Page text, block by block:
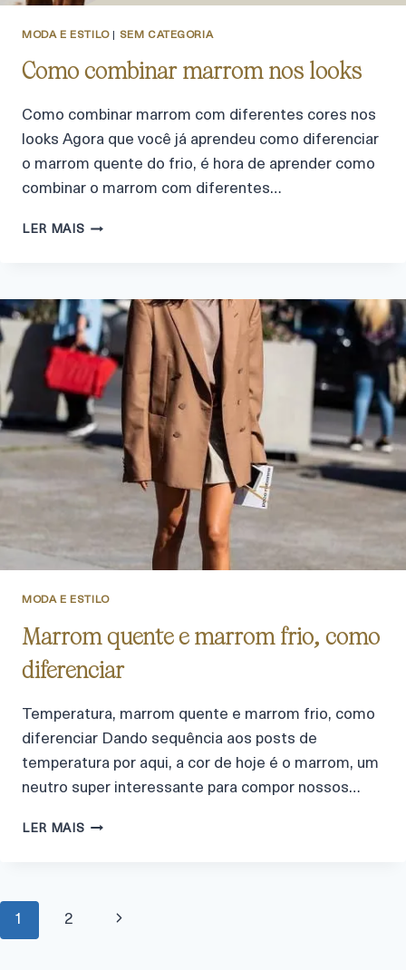
MODA E ESTILO| SEM CATEGORIA
Como combinar marrom nos looks
Como combinar marrom com diferentes cores nos
looks Agora que você já aprendeu como diferenciar
o marrom quente do frio, é hora de aprender como
combinar o marrom com diferentes…
LER MAIS
MODA E ESTILO
Marrom quente e marrom frio, como
diferenciar
Temperatura, marrom quente e marrom frio, como
diferenciar Dando sequência aos posts de
temperatura por aqui, a cor de hoje é o marrom, um
neutro super interessante para compor nossos…
LER MAIS
1 2